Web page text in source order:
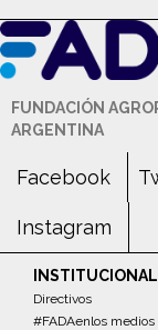
FUNDACIÓN
ARGENTINA
Facebook
Instagram
INSTITUCIONAL
Directivos
#FADAenlos medios